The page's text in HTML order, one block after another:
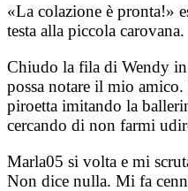
«La colazione è pronta!»
testa alla piccola carovana.
Chiudo la fila di Wendy
possa notare il mio amico.
piroetta imitando la
cercando di non farmi
Marla05 si volta e mi
Non dice nulla. Mi fa